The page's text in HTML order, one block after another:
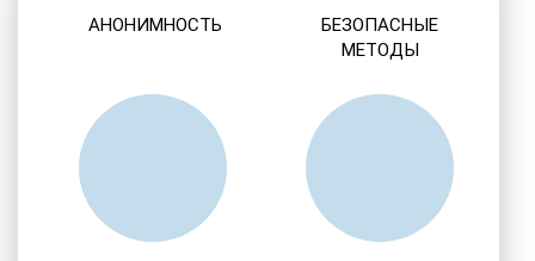
АНОНИМНОСТЬ
БЕЗОПАСНЫЕ
МЕТОДЫ